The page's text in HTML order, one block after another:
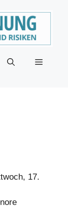
Menü
17.